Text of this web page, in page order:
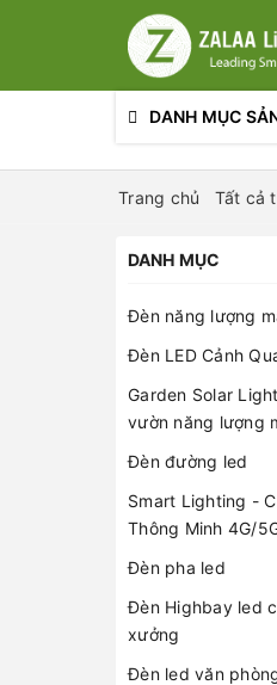
DANH MỤC
Trang chủ Tất cả
DANH MỤC
Đèn năng lượng
Đèn LED Cảnh
Garden Solar
vườn năng lượng
Đèn đường led
Smart Lighting -
Thông Minh 4G/
Đèn pha led
Đèn Highbay led
xưởng
Đèn led văn